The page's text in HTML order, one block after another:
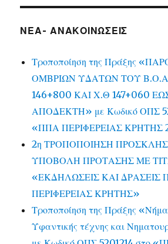
ΝΕΑ- ΑΝΑΚΟΙΝΩΣΕΙΣ
Τροποποίηση της Πράξης
ΟΜΒΡΙΩΝ ΥΔΑΤΩΝ ΤΟΥ
146+800 ΚΑΙ Χ.Θ 147+060
ΑΠΟΔΕΚΤΗ» με Κωδικό ΟΠΣ
«ΠΠΑ ΠΕΡΙΦΕΡΕΙΑΣ ΚΡΗΤΗΣ
2η ΤΡΟΠΟΠΟΙΗΣΗ
ΥΠΟΒΟΛΗ ΠΡΟΤΑΣΗΣ ΜΕ
«ΕΚΔΗΛΩΣΕΙΣ ΚΑΙ ΔΡΑΣΕΙΣ
ΠΕΡΙΦΕΡΕΙΑΣ ΚΡΗΤΗΣ»
Τροποποίηση της Πράξης
Υφαντικής τέχνης και